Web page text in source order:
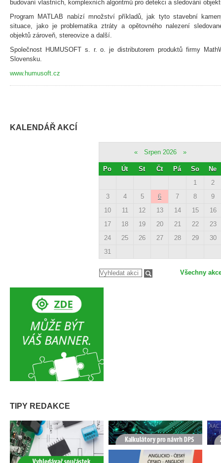
budovaní vlastních, komplexních algoritmů pro detekci a sledování
Program MATLAB nabízí množství příkladů, jak tyto stavební
situace, jako je problematika ztráty a opětovného nalezení
objektů zároveň, stereovize a další.
Společnost HUMUSOFT s. r. o. je distributorem produktů firmy
Slovensku.
www.humusoft.cz
KALENDÁŘ AKCÍ
« Srpen 2026 »
Po Út St Čt Pá So
Ne
1
2
3
4 5 6 7 8
9
10
11 12 13 14 15
16
17
18 19 20 21 22
23
24
25 26 27 28 29
30
31
Všechny
TIPY REDAKCE